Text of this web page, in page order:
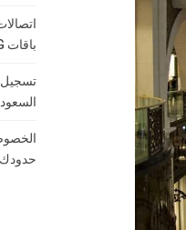
باقات 5G
تسجيل
السعودية
حدودك